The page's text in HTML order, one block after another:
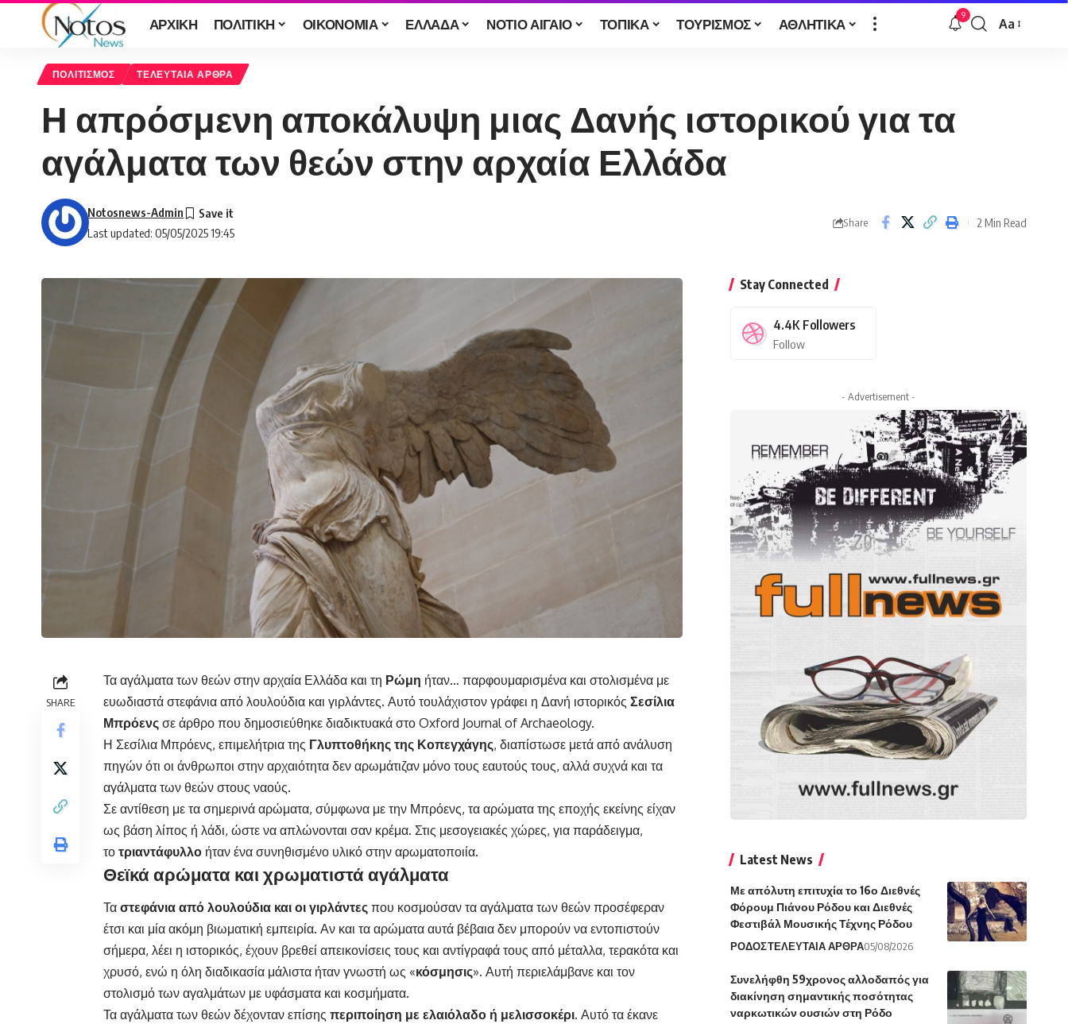
ΑΡΧΙΚΗ ΠΟΛΙΤΙΚΗ ΟΙΚΟΝΟΜΙΑ ΕΛΛΑΔΑ ΝΟΤΙΟ ΑΙΓΑΙΟ ΤΟΠΙΚΑ ΤΟΥΡΙΣΜΟΣ ΑΘΛΗΤΙΚΑ 9
Font
Aa
ΠΟΛΙΤΙΣΜΟΣ ΤΕΛΕΥΤΑΙΑ ΑΡΘΡΑ
Η απρόσμενη αποκάλυψη μιας Δανής ιστορικού για τα
αγάλματα των θεών στην αρχαία Ελλάδα
Last updated: 05/05/2025 19:45
Notosnews-Admin
Share 2 Min Read
SHARE
Τα αγάλματα των θεών στην αρχαία Ελλάδα και τη Ρώμη ήταν… παρφουμαρισμένα και στολισμένα με
ευωδιαστά στεφάνια από λουλούδια και γιρλάντες. Αυτό τουλάχιστον γράφει η Δανή ιστορικός Σεσίλια
Μπρόενς σε άρθρο που δημοσιεύθηκε διαδικτυακά στο Oxford Journal of Archaeology.
Η Σεσίλια Μπρόενς, επιμελήτρια της Γλυπτοθήκης της Κοπεγχάγης, διαπίστωσε μετά από ανάλυση
πηγών ότι οι άνθρωποι στην αρχαιότητα δεν αρωμάτιζαν μόνο τους εαυτούς τους, αλλά συχνά και τα
αγάλματα των θεών στους ναούς.
Σε αντίθεση με τα σημερινά αρώματα, σύμφωνα με την Μπρόενς, τα αρώματα της εποχής εκείνης είχαν
ως βάση λίπος ή λάδι, ώστε να απλώνονται σαν κρέμα. Στις μεσογειακές χώρες, για παράδειγμα,
το τριαντάφυλλο ήταν ένα συνηθισμένο υλικό στην αρωματοποιία.
Θεϊκά αρώματα και χρωματιστά αγάλματα
Τα στεφάνια από λουλούδια και οι γιρλάντες που κοσμούσαν τα αγάλματα των θεών προσέφεραν
έτσι και μία ακόμη βιωματική εμπειρία. Αν και τα αρώματα αυτά βέβαια δεν μπορούν να εντοπιστούν
σήμερα, λέει η ιστορικός, έχουν βρεθεί απεικονίσεις τους και αντίγραφά τους από μέταλλα, τερακότα και
χρυσό, ενώ η όλη διαδικασία μάλιστα ήταν γνωστή ως «κόσμησις». Αυτή περιελάμβανε και τον
στολισμό των αγαλμάτων με υφάσματα και κοσμήματα.
Τα αγάλματα των θεών δέχονταν επίσης περιποίηση με ελαιόλαδο ή μελισσοκέρι. Αυτό τα έκανε
Stay Connected
4.4K Followers
Follow
- Advertisement -
Latest News
Με απόλυτη επιτυχία το 16ο Διεθνές
Φόρουμ Πιάνου Ρόδου και Διεθνές
Φεστιβάλ Μουσικής Τέχνης Ρόδου
ΡΟΔΟΣΤΕΛΕΥΤΑΙΑ ΑΡΘΡΑ05/08/2026
Συνελήφθη 59χρονος αλλοδαπός για
διακίνηση σημαντικής ποσότητας
ναρκωτικών ουσιών στη Ρόδο